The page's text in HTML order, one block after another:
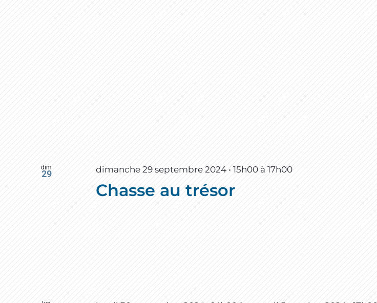
dim
29 dimanche 29 septembre 2024 • 15h00 à17h00
Chasse au trésor